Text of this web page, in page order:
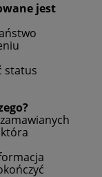
jest
status